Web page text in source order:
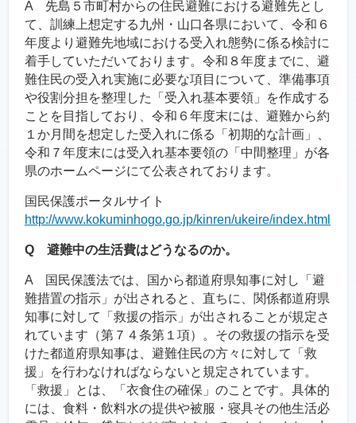
A 先島５市町村からの住民避難における避難先とし
て、訓練上想定する九州・山口各県において、令和６
年度より避難先地域における受入れ態勢に係る検討に
着手していただいております。令和８年度までに、避
難住民の受入れ実施に必要な項目について、準備事項
や役割分担を整理した「受入れ基本要領」を作成する
ことを目指しており、令和６年度末には、避難から約
１か月間を想定した受入れに係る「初期的な計画」、
令和７年度末には受入れ基本要領の「中間整理」が各
県のホームページにて公表されております。
国民保護ポータルサイト
http://www.kokuminhogo.go.jp/kinren/ukeire/index.html
Q 避難中の生活費はどうなるのか。
A 国民保護法では、国から都道府県知事に対し「避
難措置の指示」が出されると、直ちに、関係都道府県
知事に対して「救援の指示」が出されることが規定さ
れています（第７４条第１項）。その救援の指示を受
けた都道府県知事は、避難住民の方々に対して「救
援」を行わなければならないと規定されています。
「救援」とは、「衣食住の確保」のことです。具体的
には、食料・飲料水の提供や被服・寝具その他生活必